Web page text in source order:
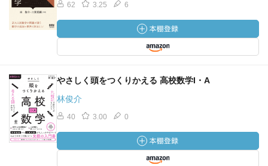
62 3.25 6
やさしく頭をつくりかえる 高校数学I・A
林俊介
40 3.00 0